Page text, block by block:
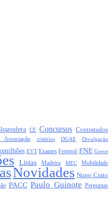
CE Concursos Contratados
critérios DGAE Divulgação
EVT Exames Fenprof FNE Greve
Listas Madeira MEC Mobilidade
Novidades Nuno Crato
PACC Paulo Guinote Perguntas